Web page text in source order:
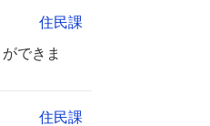
住民課
できま
住民課